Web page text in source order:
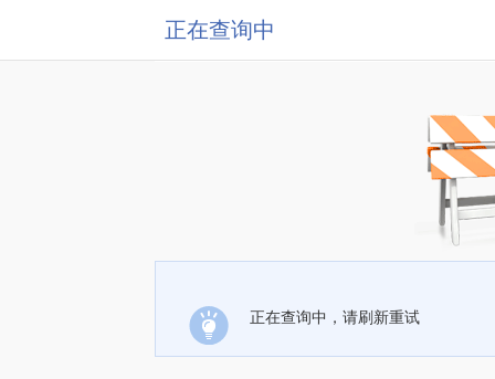
正在查询中
正在查询中，请刷新重试